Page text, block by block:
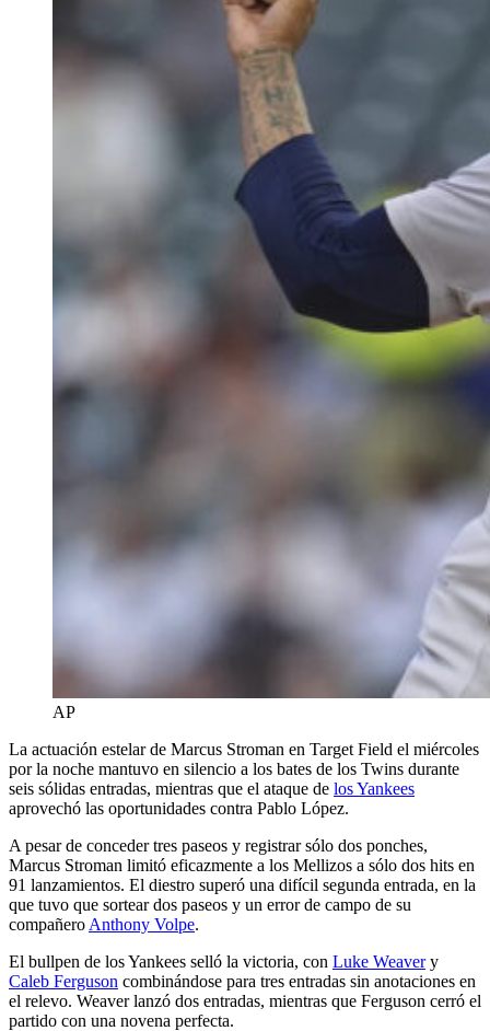
AP
La actuación estelar de Marcus Stroman en Target Field el miércoles
por la noche mantuvo en silencio a los bates de los Twins durante
seis sólidas entradas, mientras que el ataque de los Yankees
aprovechó las oportunidades contra Pablo López.
A pesar de conceder tres paseos y registrar sólo dos ponches,
Marcus Stroman limitó eficazmente a los Mellizos a sólo dos hits en
91 lanzamientos. El diestro superó una difícil segunda entrada, en la
que tuvo que sortear dos paseos y un error de campo de su
compañero Anthony Volpe.
El bullpen de los Yankees selló la victoria, con Luke Weavery
Caleb Ferguson combinándose para tres entradas sin anotaciones en
el relevo. Weaver lanzó dos entradas, mientras que Ferguson cerró el
partido con una novena perfecta.